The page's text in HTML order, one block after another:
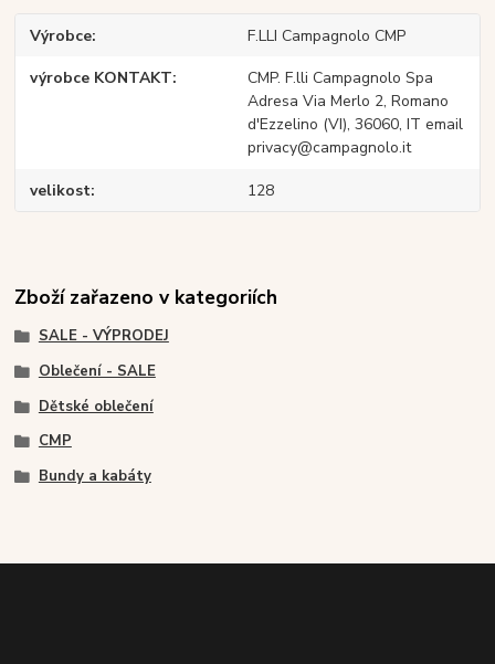
Výrobce F.LLI Campagnolo CMP
výrobce KONTAKT
CMP. F.lli Campagnolo Spa
Adresa Via Merlo 2, Romano
d'Ezzelino (VI), 36060, IT email
privacy@campagnolo.it
velikost 128
Zboží zařazeno v kategoriích
SALE - VÝPRODEJ
Oblečení - SALE
Dětské oblečení
CMP
Bundy a kabáty